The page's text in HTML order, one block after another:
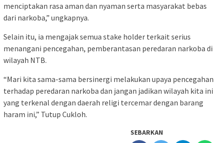
menciptakan rasa aman dan nyaman serta masyarakat bebas
dari narkoba,” ungkapnya.
Selain itu, ia mengajak semua stake holder terkait serius
menangani pencegahan, pemberantasan peredaran narkoba di
wilayah NTB.
“Mari kita sama-sama bersinergi melakukan upaya pencegahan
terhadap peredaran narkoba dan jangan jadikan wilayah kita ini
yang terkenal dengan daerah religi tercemar dengan barang
haram ini,” Tutup Cukloh.
SEBARKAN